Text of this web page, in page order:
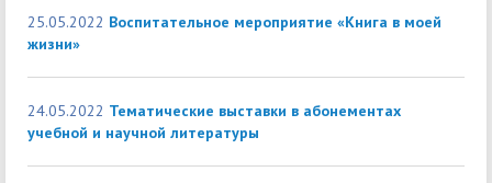
25.05.2022 Воспитательное мероприятие «Книга в моей
жизни»
24.05.2022 Тематические выставки в абонементах
учебной и научной литературы